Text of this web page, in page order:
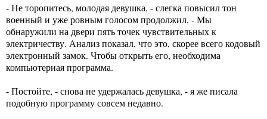
- Не торопитесь, молодая девушка, - слегка повысил тон
военный и уже ровным голосом продолжил, - Мы
обнаружили на двери пять точек чувствительных к
электричеству. Анализ показал, что это, скорее всего кодовый
электронный замок. Чтобы открыть его, необходима
компьютерная программа.
- Постойте, - снова не удержалась девушка, - я же писала
подобную программу совсем недавно.